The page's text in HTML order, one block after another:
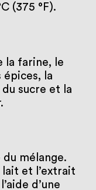
(375 °F).
la farine, le
épices, la
sucre et la
mélange.
lait et l’extrait
d’une